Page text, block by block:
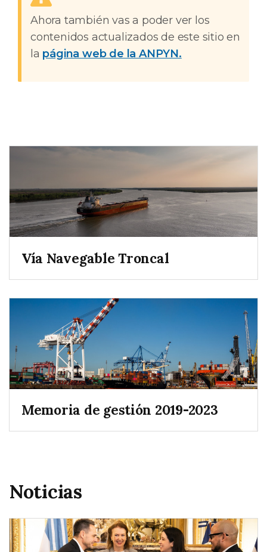
Ahora también vas a poder ver los
contenidos actualizados de este sitio en
la página web de la ANPYN.
Vía Navegable Troncal
Memoria de gestión 2019-2023
Noticias